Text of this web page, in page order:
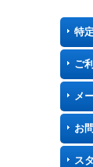
特
ご
メ
お
ス